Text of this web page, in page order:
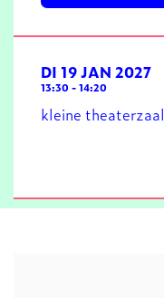
DI 19 JAN 2027
13:30 -14:20
kleine theaterzaal